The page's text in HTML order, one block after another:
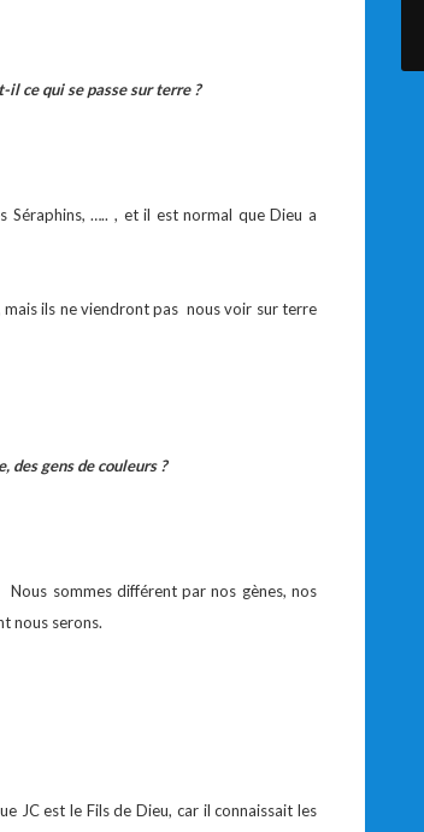
ce qui se passe sur terre ?
….. , et il est normal que Dieu a
mais ils ne viendront pas nous voir sur terre
des gens de couleurs ?
sommes différent par nos gènes, nos
nous serons.
JC est le Fils de Dieu, car il connaissait les